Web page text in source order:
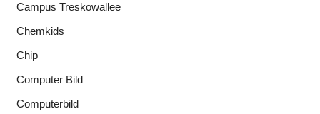
Campus Treskowallee
Chemkids
Chip
Computer Bild
Computerbild